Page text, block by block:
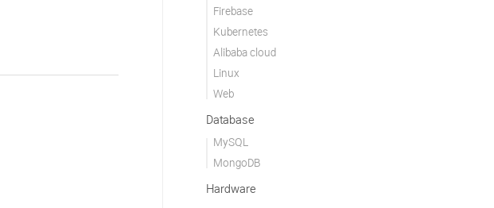
Firebase
Kubernetes
Alibaba cloud
Linux
Web
Database
MySQL
MongoDB
Hardware